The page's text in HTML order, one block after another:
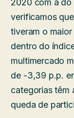
verificamos
tiveram o
dentro do
multimercado
de -3,39 p.p.
categorias têm
queda de